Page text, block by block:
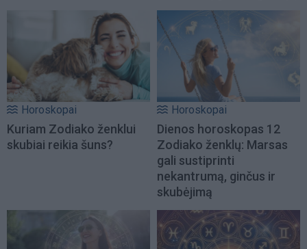
Horoskopai
Kuriam Zodiako ženklui
skubiai reikia šuns?
Horoskopai
Dienos horoskopas 12
Zodiako ženklų: Marsas
gali sustiprinti
nekantrumą, ginčus ir
skubėjimą